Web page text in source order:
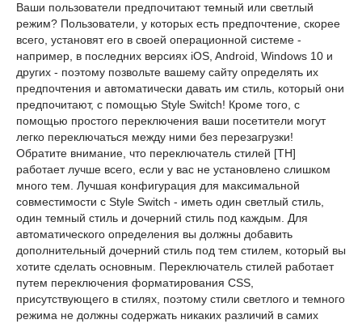
Ваши пользователи предпочитают темный или светлый
режим? Пользователи, у которых есть предпочтение, скорее
всего, установят его в своей операционной системе -
например, в последних версиях iOS, Android, Windows 10 и
других - поэтому позвольте вашему сайту определять их
предпочтения и автоматически давать им стиль, который они
предпочитают, с помощью Style Switch! Кроме того, с
помощью простого переключения ваши посетители могут
легко переключаться между ними без перезагрузки!
Обратите внимание, что переключатель стилей [TH]
работает лучше всего, если у вас не установлено слишком
много тем. Лучшая конфигурация для максимальной
совместимости с Style Switch - иметь один светлый стиль,
один темный стиль и дочерний стиль под каждым. Для
автоматического определения вы должны добавить
дополнительный дочерний стиль под тем стилем, который вы
хотите сделать основным. Переключатель стилей работает
путем переключения форматирования CSS,
присутствующего в стилях, поэтому стили светлого и темного
режима не должны содержать никаких различий в самих